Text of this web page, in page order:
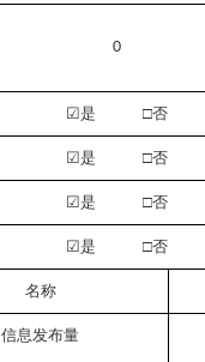
0
☑是 □否
☑是 □否
☑是 □否
☑是 □否
名称
信息发布量